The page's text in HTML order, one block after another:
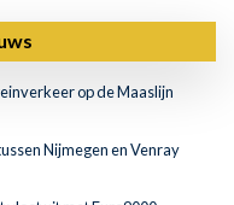
op de Maaslijn
Nijmegen en Venray